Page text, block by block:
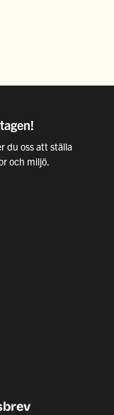
du oss att ställa
och miljö.